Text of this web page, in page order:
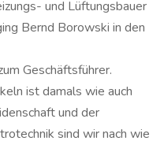
und Lüftungsbauer
Bernd Borowski in den
Geschäftsführer.
ist damals wie auch
und der
sind wir nach wie